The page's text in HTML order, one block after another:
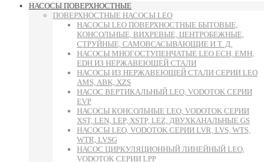
НАСОСЫ ПОВЕРХНОСТНЫЕ
ПОВЕРХНОСТНЫЕ НАСОСЫ LEO
НАСОСЫ LEO ПОВЕРХНОСТНЫЕ БЫТОВЫЕ,
КОНСОЛЬНЫЕ, ВИХРЕВЫЕ, ЦЕНТРОБЕЖНЫЕ,
СТРУЙНЫЕ, САМОВСАСЫВАЮЩИЕ И Т. Д.
НАСОСЫ МНОГОСТУПЕНЧАТЫЕ LEO ECH, EMH,
EDH ИЗ НЕРЖАВЕЮЩЕЙ СТАЛИ
НАСОСЫ ИЗ НЕРЖАВЕЮЩЕЙ СТАЛИ СЕРИИ LEO
AMS, ABK, XZS
НАСОС ВЕРТИКАЛЬНЫЙ LEO, VODOTOK СЕРИИ
EVP
НАСОСЫ КОНСОЛЬНЫЕ LEO, VODOTOK СЕРИИ
XST, LEN, LEP, XSTP, LEZ, ДВУХКАНАЛЬНЫЕ GS
НАСОСЫ LEO, VODOTOK СЕРИИ LVR, LVS, WTS,
WTR, LVSG
НАСОС ЦИРКУЛЯЦИОННЫЙ ЛИНЕЙНЫЙ LEO,
VODOTOK СЕРИИ LPP